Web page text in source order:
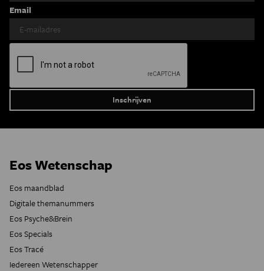
Email
Eos Wetenschap
Eos maandblad
Digitale themanummers
Eos Psyche&Brein
Eos Specials
Eos Tracé
Iedereen Wetenschapper